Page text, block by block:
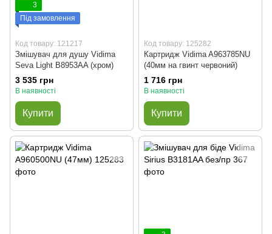
3
Під замовлення
Код товару: 121217
Змішувач для душу Vidima
Seva Light B8953AA (хром)
3 535 грн
В наявності
Купити
Код товару: 125282
Картридж Vidima A963785NU
(40мм на гвинт червоний)
1 716 грн
В наявності
Купити